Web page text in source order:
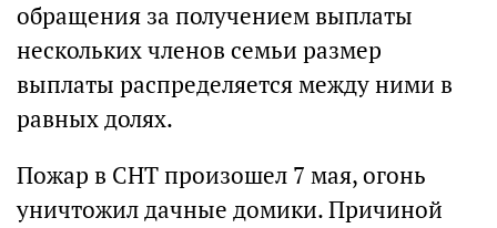
обращения за получением выплаты
нескольких членов семьи размер
выплаты распределяется между ними в
равных долях.
Пожар в СНТ произошел 7 мая, огонь
уничтожил дачные домики. Причиной